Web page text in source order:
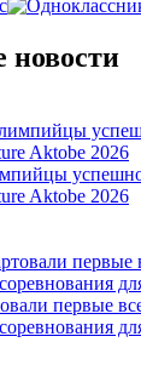
новости
Aktobe 2026
первые